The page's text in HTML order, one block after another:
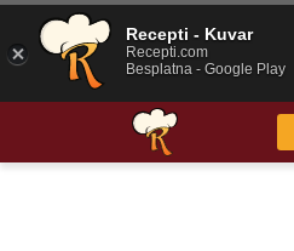
Recepti - Kuvar
Recepti.com
Besplatna - Google Play